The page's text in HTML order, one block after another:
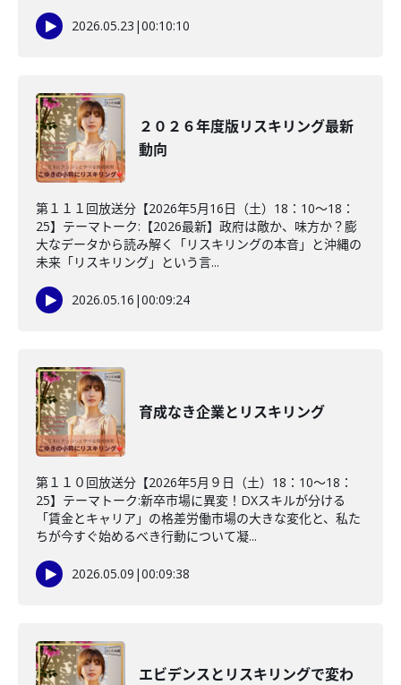
2026.05.23 |00:10:10
２０２６年度版リスキリング最新
動向
第１１１回放送分【2026年5月16日（土）18：10～18：
25】テーマトーク:【2026最新】政府は敵か、味方か？膨
大なデータから読み解く「リスキリングの本音」と沖縄の
未来「リスキリング」という言...
2026.05.16 |00:09:24
育成なき企業とリスキリング
第１１０回放送分【2026年5月９日（土）18：10～18：
25】テーマトーク:新卒市場に異変！DXスキルが分ける
「賃金とキャリア」の格差労働市場の大きな変化と、私た
ちが今すぐ始めるべき行動について凝...
2026.05.09 |00:09:38
エビデンスとリスキリングで変わ